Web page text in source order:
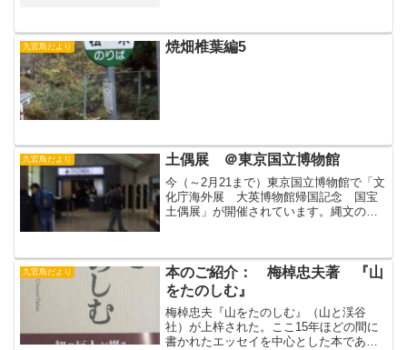
ンパク担当者が誰あてなのか判読でき
ず、こぼらのところに届くの...
九官鳥だより 焼畑椎葉編5
九官鳥だより 土偶展 ＠東京国立博物館
今（～2月21まで）東京国立博物館で「文
化庁海外展 大英博物館帰国記念 国宝
土偶展」が開催されています。縄文の超
ず東京での会議に出席...
九官鳥だより
本のご紹介： 梅棹忠夫著 『山
をたのしむ』
梅棹忠夫『山をたのしむ』（山と渓谷
社）が上梓された。ここ15年ほどの間に
書かれたエッセイを中心とした本であ